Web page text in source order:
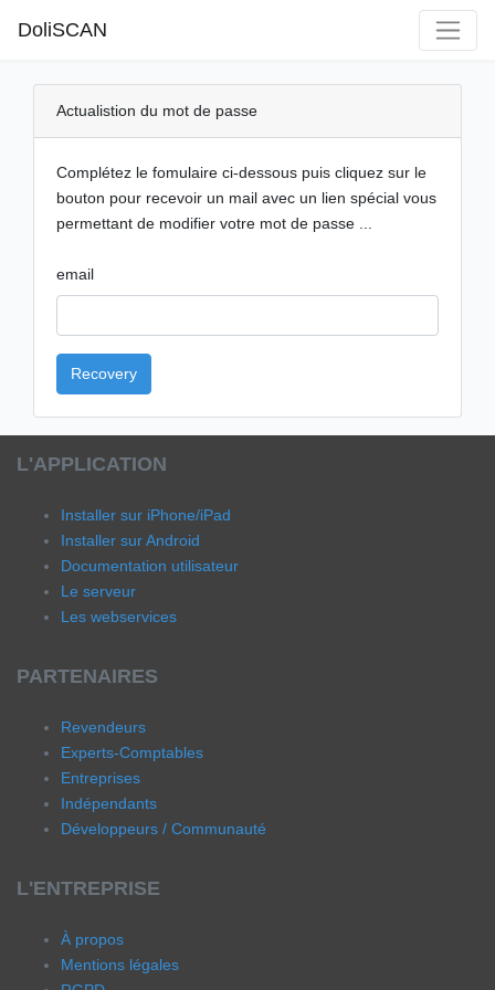
DoliSCAN
Actualistion du mot de passe
Complétez le fomulaire ci-dessous puis cliquez sur le
bouton pour recevoir un mail avec un lien spécial vous
permettant de modifier votre mot de passe ...
email
Recovery
L'APPLICATION
Installer sur iPhone/iPad
Installer sur Android
Documentation utilisateur
Le serveur
Les webservices
PARTENAIRES
Revendeurs
Experts-Comptables
Entreprises
Indépendants
Développeurs / Communauté
L'ENTREPRISE
À propos
Mentions légales